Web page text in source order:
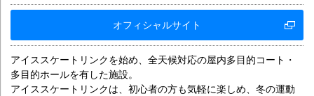
オフィシャルサイト
アイススケートリンクを始め、全天候対応の屋内多目的コート・
多目的ホールを有した施設。
アイススケートリンクは、初心者の方も気軽に楽しめ、冬の運動